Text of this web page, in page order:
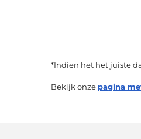
*Indien het het juiste
Bekijk onze pagina